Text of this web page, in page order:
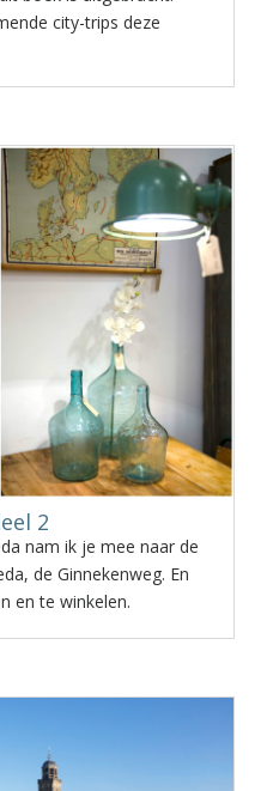
city-trips deze
2
nam ik je mee naar de
de Ginnekenweg. En
en te winkelen.